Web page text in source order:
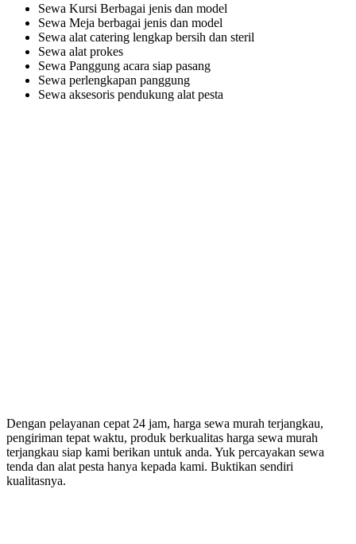
Sewa Kursi Berbagai jenis dan model
Sewa Meja berbagai jenis dan model
Sewa alat catering lengkap bersih dan steril
Sewa alat prokes
Sewa Panggung acara siap pasang
Sewa perlengkapan panggung
Sewa aksesoris pendukung alat pesta
Dengan pelayanan cepat 24 jam, harga sewa murah terjangkau,
pengiriman tepat waktu, produk berkualitas harga sewa murah
terjangkau siap kami berikan untuk anda. Yuk percayakan sewa
tenda dan alat pesta hanya kepada kami. Buktikan sendiri
kualitasnya.